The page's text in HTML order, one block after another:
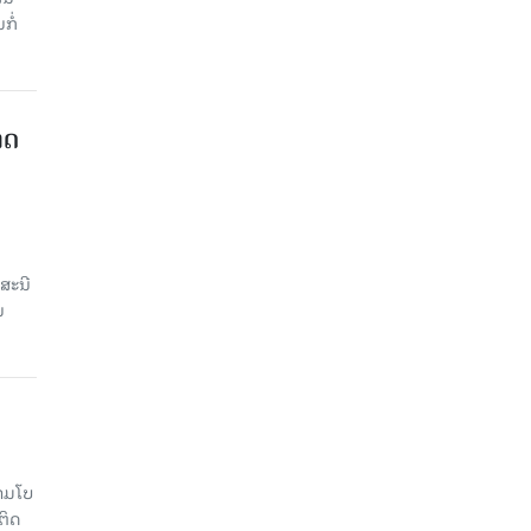
ກໍ່​
ະນີ
ໂບ​
ດ